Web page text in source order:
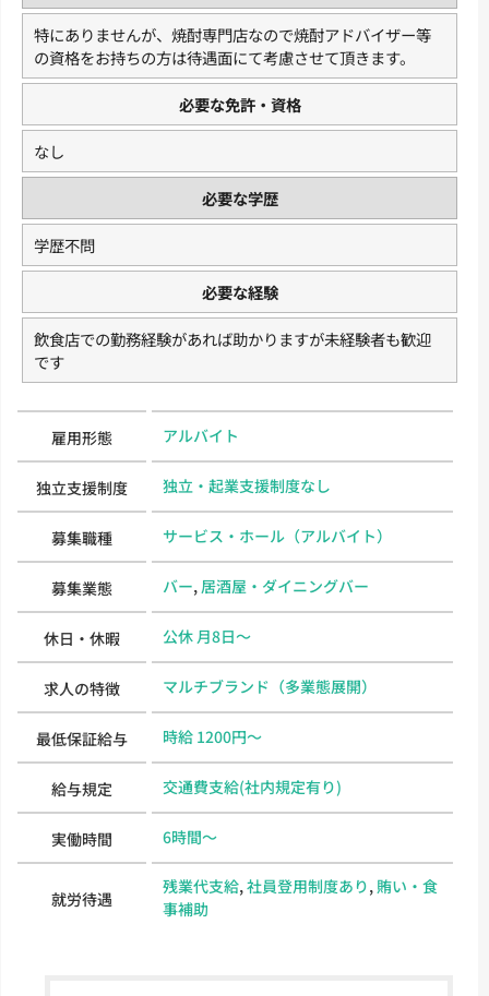
特にありませんが、焼酎専門店なので焼酎アドバイザー等
の資格をお持ちの方は待遇面にて考慮させて頂きます。
必要な免許・資格
なし
必要な学歴
学歴不問
必要な経験
飲食店での勤務経験があれば助かりますが未経験者も歓迎
です
雇用形態 アルバイト
独立支援制度 独立・起業支援制度なし
募集職種 サービス・ホール（アルバイト）
募集業態 バー,居酒屋・ダイニングバー
休日・休暇 公休 月8日～
求人の特徴 マルチブランド（多業態展開）
最低保証給与 時給 1200円～
給与規定 交通費支給(社内規定有り)
実働時間 6時間～
就労待遇
残業代支給,社員登用制度あり, 賄い・食
事補助